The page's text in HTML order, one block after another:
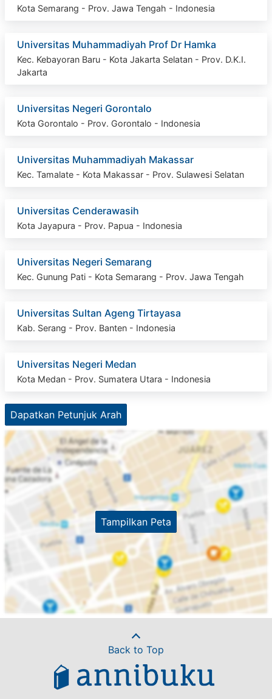
Kota Semarang - Prov. Jawa Tengah - Indonesia
Universitas Muhammadiyah Prof Dr Hamka
Kec. Kebayoran Baru - Kota Jakarta Selatan - Prov. D.K.I.
Jakarta
Universitas Negeri Gorontalo
Kota Gorontalo - Prov. Gorontalo - Indonesia
Universitas Muhammadiyah Makassar
Kec. Tamalate - Kota Makassar - Prov. Sulawesi Selatan
Universitas Cenderawasih
Kota Jayapura - Prov. Papua - Indonesia
Universitas Negeri Semarang
Kec. Gunung Pati - Kota Semarang - Prov. Jawa Tengah
Universitas Sultan Ageng Tirtayasa
Kab. Serang - Prov. Banten - Indonesia
Universitas Negeri Medan
Kota Medan - Prov. Sumatera Utara - Indonesia
Dapatkan Petunjuk Arah
Tampilkan Peta
Back to Top